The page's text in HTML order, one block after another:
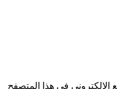
الإلكتروني في هذا المتصفح